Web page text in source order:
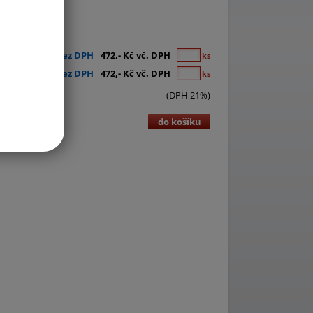
390,- Kč bez DPH 472,- Kč vč. DPH ks
390,- Kč bez DPH 472,- Kč vč. DPH ks
(DPH 21%)
do košíku